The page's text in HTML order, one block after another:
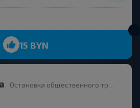
15 BYN
Остановка общественного транспорта Улица Строителей